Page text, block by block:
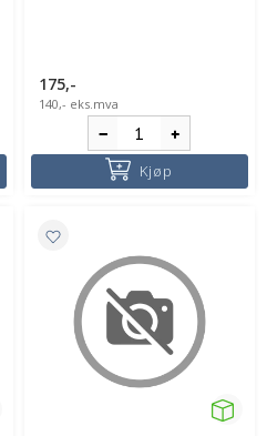
175,-
140,- eks.mva
Kjøp